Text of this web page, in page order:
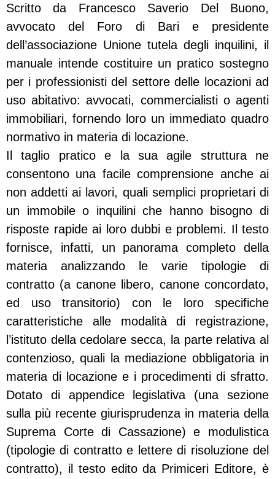
Scritto da Francesco Saverio Del Buono,
avvocato del Foro di Bari e presidente
dell’associazione Unione tutela degli inquilini, il
manuale intende costituire un pratico sostegno
per i professionisti del settore delle locazioni ad
uso abitativo: avvocati, commercialisti o agenti
immobiliari, fornendo loro un immediato quadro
normativo in materia di locazione.
Il taglio pratico e la sua agile struttura ne
consentono una facile comprensione anche ai
non addetti ai lavori, quali semplici proprietari di
un immobile o inquilini che hanno bisogno di
risposte rapide ai loro dubbi e problemi. Il testo
fornisce, infatti, un panorama completo della
materia analizzando le varie tipologie di
contratto (a canone libero, canone concordato,
ed uso transitorio) con le loro specifiche
caratteristiche alle modalità di registrazione,
l’istituto della cedolare secca, la parte relativa al
contenzioso, quali la mediazione obbligatoria in
materia di locazione e i procedimenti di sfratto.
Dotato di appendice legislativa (una sezione
sulla più recente giurisprudenza in materia della
Suprema Corte di Cassazione) e modulistica
(tipologie di contratto e lettere di risoluzione del
contratto), il testo edito da Primiceri Editore, è